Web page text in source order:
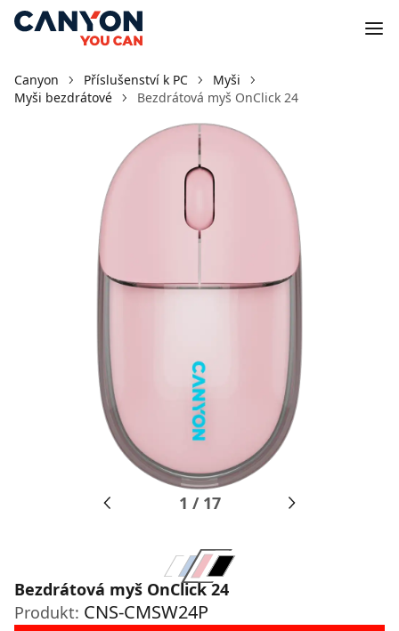
Canyon Příslušenství k PC
Myši
Myši bezdrátové
Bezdrátová myš OnClick 24
1 / 17
Bezdrátová myš OnClick 24
Produkt: CNS-CMSW24P